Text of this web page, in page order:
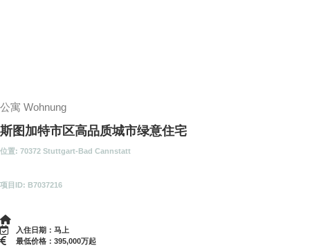
公寓 Wohnung
斯图加特市区高品质城市绿意住宅
位置: 70372 Stuttgart-Bad Cannstatt
项目ID: B7037216
入住日期：马上
最低价格：395,000万起